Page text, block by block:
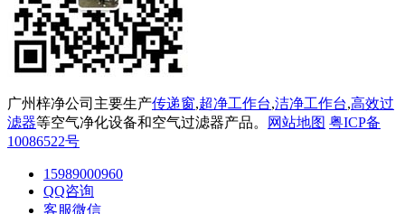
广州梓净公司主要生产传递窗,超净工作台,洁净工作台,高效过
滤器等空气净化设备和空气过滤器产品。 网站地图 粤ICP备
10086522号
15989000960
QQ咨询
客服微信